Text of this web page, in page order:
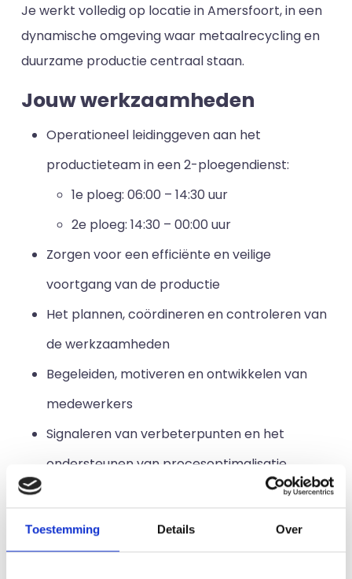
Toestemming Details Over
Je werkt volledig op locatie in Amersfoort, in een
dynamische omgeving waar metaalrecycling en
duurzame productie centraal staan.
Jouw werkzaamheden
Operationeel leidinggeven aan het
productieteam in een 2-ploegendienst:
1e ploeg: 06:00 – 14:30 uur
2e ploeg: 14:30 – 00:00 uur
Zorgen voor een efficiënte en veilige
voortgang van de productie
Het plannen, coördineren en controleren van
de werkzaamheden
Begeleiden, motiveren en ontwikkelen van
medewerkers
Signaleren van verbeterpunten en het
ondersteunen van procesoptimalisatie
Wie zoeken wij?
Opleiding & achtergrond: MBO werk- en